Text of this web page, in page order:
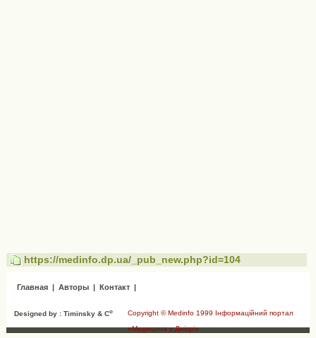
https://medinfo.dp.ua/_pub_new.php?id=104
Главная | Авторы | Контакт |
Copyright © Medinfo 1999 Інформаційний портал
«Медицина у Дніпрі»
Designed by : Timinsky & Co